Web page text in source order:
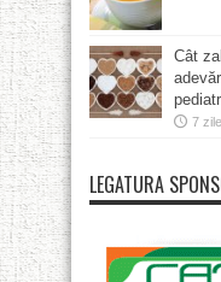
Cât
7
LEGATURA